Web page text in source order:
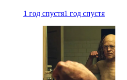
1 год спустя1 год спустя